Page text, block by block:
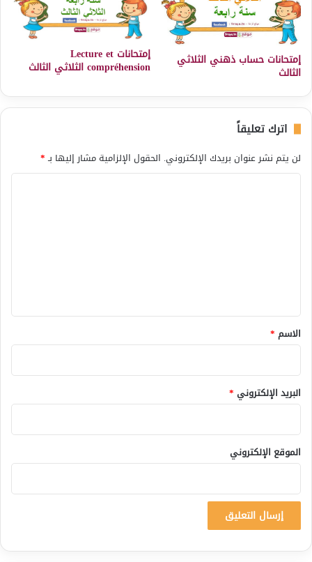
إمتحانات حساب ذهني الثلاثي
الثالث
إمتحانات Lecture et
compréhension الثلاثي الثالث
اترك تعليقاً
لن يتم نشر عنوان بريدك الإلكتروني. الحقول الإلزامية مشار إليها بـ*
*
الاسم *
البريد الإلكتروني *
الموقع الإلكتروني